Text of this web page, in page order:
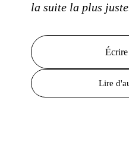
la suite la plus
Lire